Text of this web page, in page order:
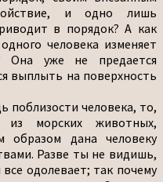
и одно лишь
в порядок? А как
человека изменяет
Она уже не предается
выплыть на поверхность
поблизости человека, то,
из морских животных,
образом дана человеку
Разве ты не видишь,
одолевает; так почему